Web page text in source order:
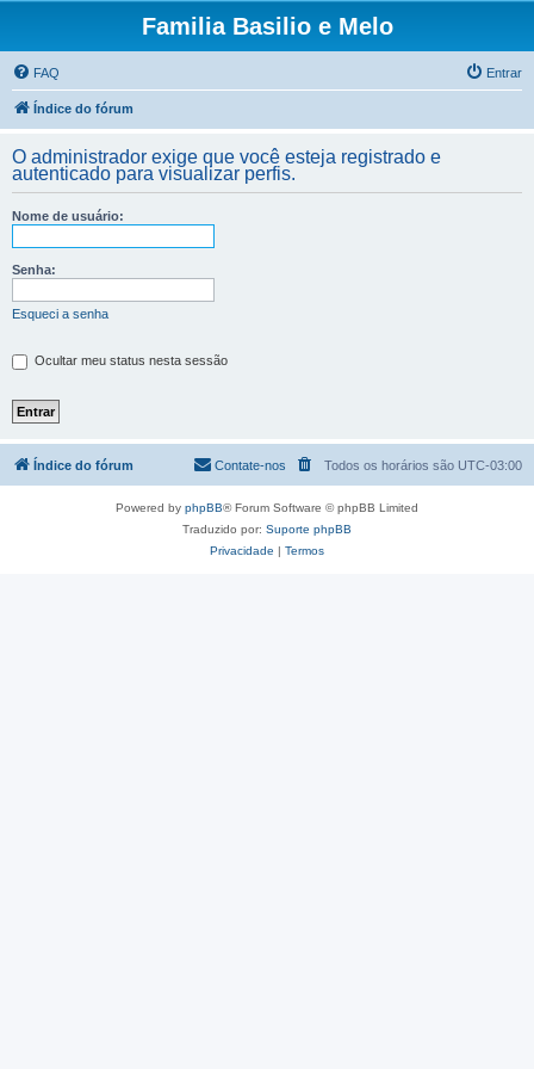
Familia Basilio e Melo
FAQ Entrar
Índice do fórum
O administrador exige que você esteja registrado e
autenticado para visualizar perfis.
Nome de usuário:
Senha:
Esqueci a senha
Ocultar meu status nesta sessão
Índice do fórum Todos os horários são UTC-03:00
Contate-nos
Powered by phpBB® Forum Software © phpBB Limited
Traduzido por: Suporte phpBB
Privacidade | Termos